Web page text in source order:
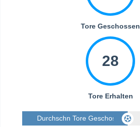
Tore Geschossen
28
Tore Erhalten
Durchschn Tore Geschossen